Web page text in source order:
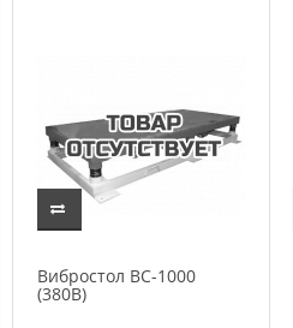
Вибростол ВC-1000
(380В)